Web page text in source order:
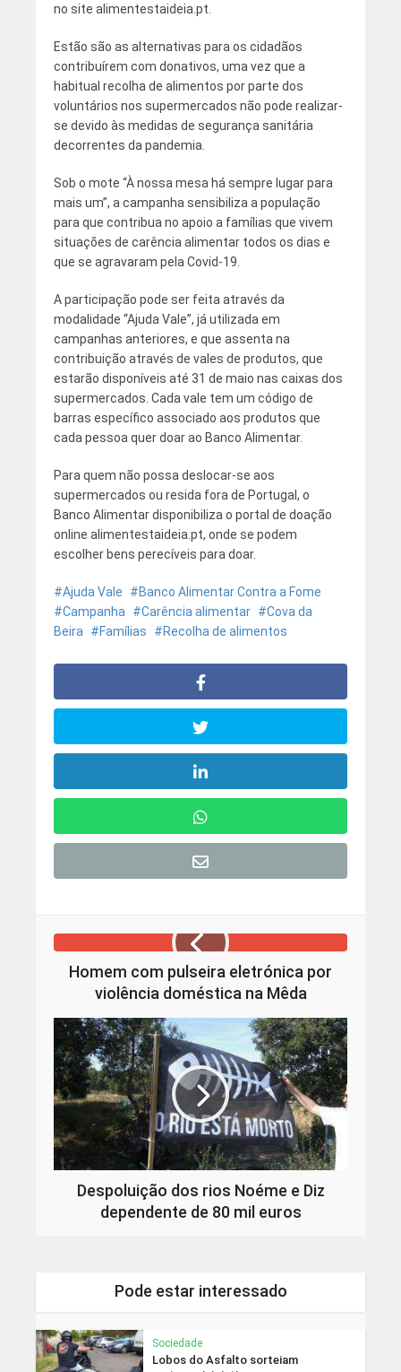
no site alimentestaideia.pt.
Estão são as alternativas para os cidadãos
contribuírem com donativos, uma vez que a
habitual recolha de alimentos por parte dos
voluntários nos supermercados não pode realizar-
se devido às medidas de segurança sanitária
decorrentes da pandemia.
Sob o mote “À nossa mesa há sempre lugar para
mais um”, a campanha sensibiliza a população
para que contribua no apoio a famílias que vivem
situações de carência alimentar todos os dias e
que se agravaram pela Covid-19.
A participação pode ser feita através da
modalidade “Ajuda Vale”, já utilizada em
campanhas anteriores, e que assenta na
contribuição através de vales de produtos, que
estarão disponíveis até 31 de maio nas caixas dos
supermercados. Cada vale tem um código de
barras específico associado aos produtos que
cada pessoa quer doar ao Banco Alimentar.
Para quem não possa deslocar-se aos
supermercados ou resida fora de Portugal, o
Banco Alimentar disponibiliza o portal de doação
online alimentestaideia.pt, onde se podem
escolher bens perecíveis para doar.
Ajuda Vale
Banco Alimentar Contra a Fome
Campanha
Carência alimentar
Cova da
Beira
Famílias Recolha de alimentos
Homem com pulseira eletrónica por
violência doméstica na Mêda
Despoluição dos rios Noéme e Diz
dependente de 80 mil euros
Pode estar interessado
Sociedade
Lobos do Asfalto sorteiam